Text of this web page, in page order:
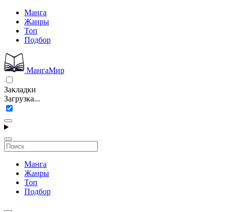
Манга
Жанры
Топ
Подбор
МангаМир
Закладки
Загрузка...
Манга
Жанры
Топ
Подбор